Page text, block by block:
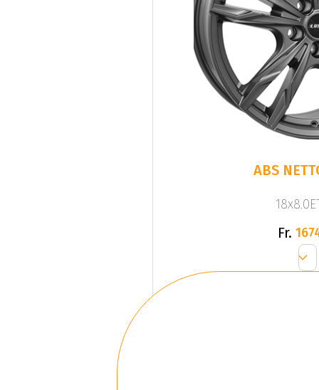
ABS
Fr.